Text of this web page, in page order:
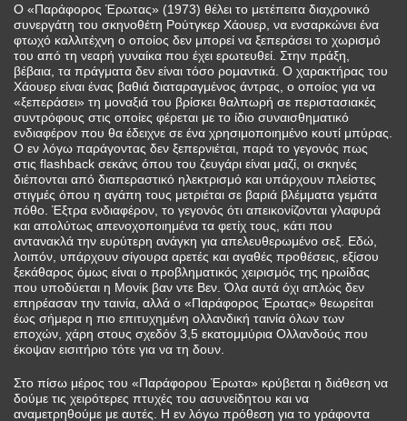
Ο «Παράφορος Έρωτας» (1973) θέλει το μετέπειτα διαχρονικό
συνεργάτη του σκηνοθέτη Ρούτγκερ Χάουερ, να ενσαρκώνει ένα
φτωχό καλλιτέχνη ο οποίος δεν μπορεί να ξεπεράσει το χωρισμό
του από τη νεαρή γυναίκα που έχει ερωτευθεί. Στην πράξη,
βέβαια, τα πράγματα δεν είναι τόσο ρομαντικά. Ο χαρακτήρας του
Χάουερ είναι ένας βαθιά διαταραγμένος άντρας, ο οποίος για να
«ξεπεράσει» τη μοναξιά του βρίσκει θαλπωρή σε περιστασιακές
συντρόφους στις οποίες φέρεται με το ίδιο συναισθηματικό
ενδιαφέρον που θα έδειχνε σε ένα χρησιμοποιημένο κουτί μπύρας.
Ο εν λόγω παράγοντας δεν ξεπερνιέται, παρά το γεγονός πως
στις flashback σεκάνς όπου του ζευγάρι είναι μαζί, οι σκηνές
διέπονται από διαπεραστικό ηλεκτρισμό και υπάρχουν πλείστες
στιγμές όπου η αγάπη τους μετριέται σε βαριά βλέμματα γεμάτα
πόθο. Έξτρα ενδιαφέρον, το γεγονός ότι απεικονίζονται γλαφυρά
και απολύτως απενοχοποιημένα τα φετίχ τους, κάτι που
αντανακλά την ευρύτερη ανάγκη για απελευθερωμένο σεξ. Εδώ,
λοιπόν, υπάρχουν σίγουρα αρετές και αγαθές προθέσεις, εξίσου
ξεκάθαρος όμως είναι ο προβληματικός χειρισμός της ηρωίδας
που υποδύεται η Μονίκ βαν ντε Βεν. Όλα αυτά όχι απλώς δεν
επηρέασαν την ταινία, αλλά ο «Παράφορος Έρωτας» θεωρείται
έως σήμερα η πιο επιτυχημένη ολλανδική ταινία όλων των
εποχών, χάρη στους σχεδόν 3,5 εκατομμύρια Ολλανδούς που
έκοψαν εισιτήριο τότε για να τη δουν.
Στο πίσω μέρος του «Παράφορου Έρωτα» κρύβεται η διάθεση να
δούμε τις χειρότερες πτυχές του ασυνείδητου και να
αναμετρηθούμε με αυτές. Η εν λόγω πρόθεση για το γράφοντα